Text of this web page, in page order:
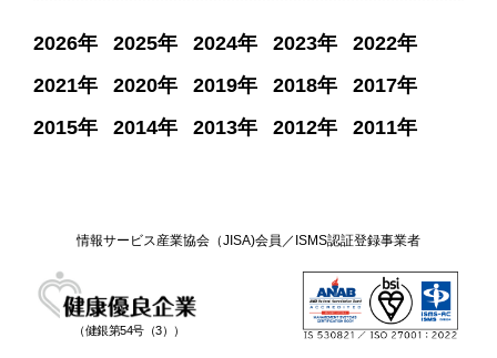
2026 2025 2024 2023
2022
2021
2020 2019 2018
2017
2015
2014 2013 2012 2011
情報サービス産業協会（JISA)会員／ISMS認証登録事業者
（健銀第54号（3））